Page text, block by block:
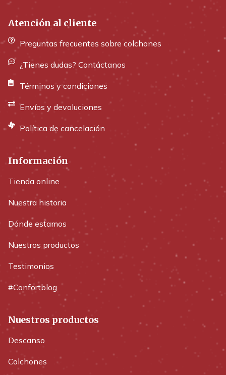
Atención al cliente
Preguntas frecuentes sobre colchones
¿Tienes dudas? Contáctanos
Términos y condiciones
Envíos y devoluciones
Política de cancelación
Información
Tienda online
Nuestra historia
Dónde estamos
Nuestros productos
Testimonios
#Confortblog
Nuestros productos
Descanso
Colchones